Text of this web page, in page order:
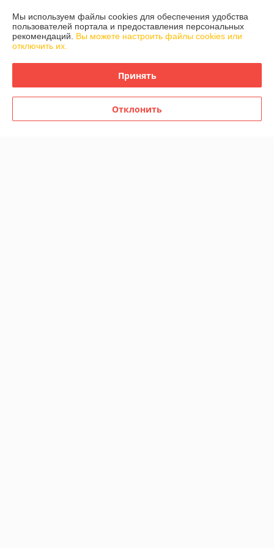
г. Минск
ул. Тростенецкая, д. 3, пом. 407, Минск, Беларусь
Сегодня работает с 08:30 до 17:00
Показать весь график работы
Мы используем файлы cookies для обеспечения удобства
пользователей портала и предоставления персональных
рекомендаций. Вы можете настроить файлы cookies или
отключить их.
Принять
Отклонить